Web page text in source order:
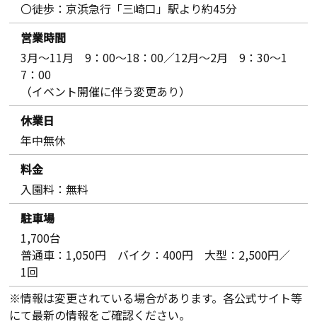
〇徒歩：京浜急行「三崎口」駅より約45分
営業時間
3月～11月 9：00～18：00／12月～2月 9：30～1
7：00
（イベント開催に伴う変更あり）
休業日
年中無休
料金
入園料：無料
駐車場
1,700台
普通車：1,050円 バイク：400円 大型：2,500円／
1回
※情報は変更されている場合があります。各公式サイト等
にて最新の情報をご確認ください。